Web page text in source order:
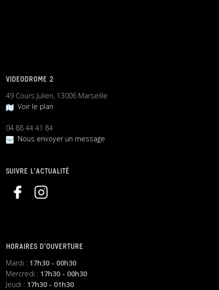
VIDEODROME 2
49 Cours Julien, 13006 Marseille
Voir le plan
04 88 44 41 84
Nous envoyer un message
SUIVRE L’ACTUALITÉ
HORAIRES D’OUVERTURE
Mardi : 17h30 - 00h30
Mercredi : 17h30 - 00h30
Jeudi : 17h30 - 01h30